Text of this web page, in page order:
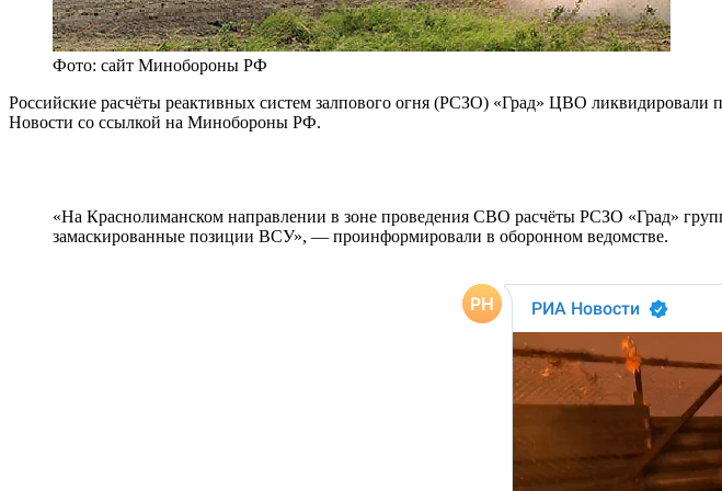
Фото: сайт Минобороны РФ
Российские расчёты реактивных систем залпового огня (РСЗО) «Град» ЦВО
Новости со ссылкой на Минобороны РФ.
«На Краснолиманском направлении в зоне проведения СВО расчёты РСЗО «Град»
замаскированные позиции ВСУ», — проинформировали в оборонном ведомстве.